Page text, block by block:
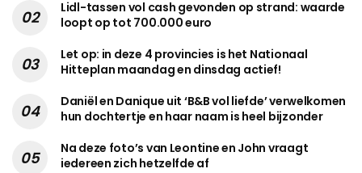
Lidl-tassen vol cash gevonden op strand: waarde
loopt op tot 700.000 euro
Let op: in deze 4 provincies is het Nationaal
Hitteplan maandag en dinsdag actief!
Daniël en Danique uit ‘B&B vol liefde’ verwelkomen
hun dochtertje en haar naam is heel bijzonder
Na deze foto’s van Leontine en John vraagt
iedereen zich hetzelfde af